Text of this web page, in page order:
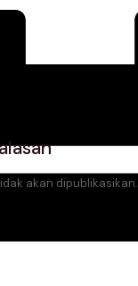
akan dipublikasikan.